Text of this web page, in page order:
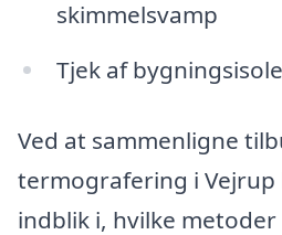
skimmelsvamp
Tjek af
Ved at sammenligne
termografering i Vejrup
indblik i, hvilke